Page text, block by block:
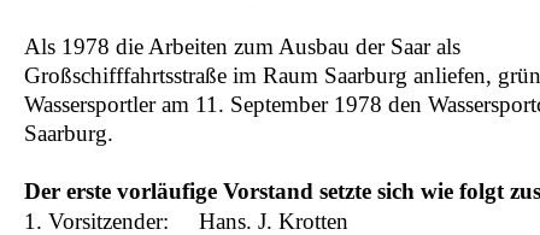
Als 1978 die Arbeiten zum Ausbau der Saar als
Großschifffahrtsstraße im Raum Saarburg anliefen,
Wassersportler am 11. September 1978 den
Saarburg.
Der erste vorläufige Vorstand setzte sich wie folgt
1. Vorsitzender: Hans. J. Krotten